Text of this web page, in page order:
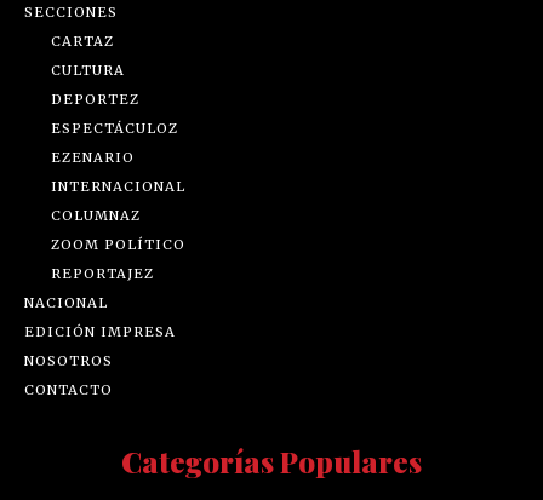
SECCIONES
CARTAZ
CULTURA
DEPORTEZ
ESPECTÁCULOZ
EZENARIO
INTERNACIONAL
COLUMNAZ
ZOOM POLÍTICO
REPORTAJEZ
NACIONAL
EDICIÓN IMPRESA
NOSOTROS
CONTACTO
Categorías Populares